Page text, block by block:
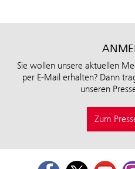
Sie wollen unsere aktuellen
per E-Mail erhalten? Dann
unseren
Zum
FacebookTwitter